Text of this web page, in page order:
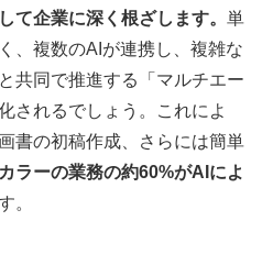
て企業に深く根ざします。 単
、複数のAIが連携し、複雑な
共同で推進する「マルチエー
されるでしょう。これによ
書の初稿作成、さらには簡単
ラーの業務の約60%がAIによ
。